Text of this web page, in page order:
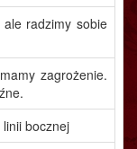
ale radzimy sobie
zagrożenie.
bocznej